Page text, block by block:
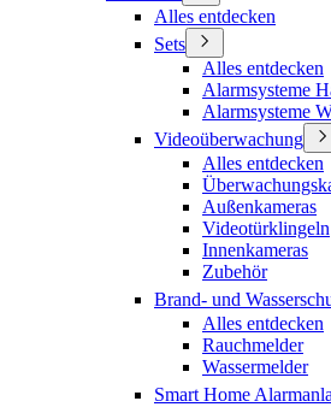
Alles entdecken
Sets
Alles entdecken
Alarmsysteme
Alarmsysteme
Videoüberwachung
Alles entdecken
Außenkameras
Videotürklingeln
Innenkameras
Zubehör
Brand- und
Alles entdecken
Rauchmelder
Wassermelder
Smart Home